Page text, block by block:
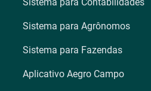
Sistema para Agrônomos
Sistema para Fazendas
Aplicativo Aegro Campo